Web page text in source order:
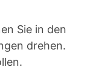
Sie in den
drehen.